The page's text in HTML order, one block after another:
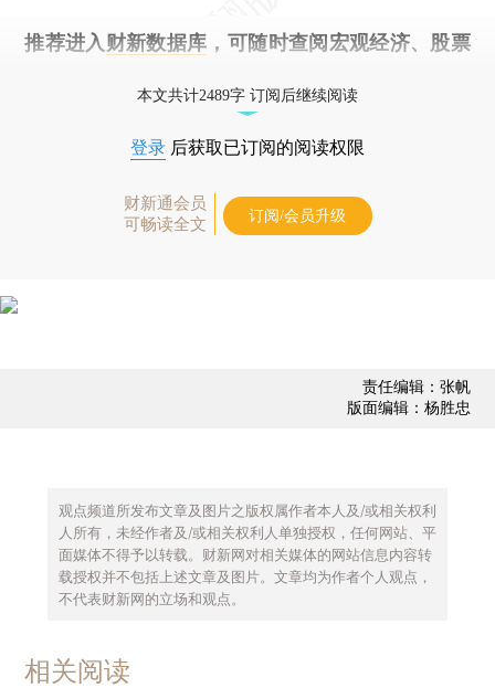
推荐进入 财新数据库 ，可随时查阅宏观经济、股票
本文共计2489字 订阅后继续阅读
登录 后获取已订阅的阅读权限
财新通会员
可畅读全文
订阅/会员升级
责任编辑：张帆
版面编辑：杨胜忠
观点频道所发布文章及图片之版权属作者本人及/或相关权利
人所有，未经作者及/或相关权利人单独授权，任何网站、平
面媒体不得予以转载。财新网对相关媒体的网站信息内容转
载授权并不包括上述文章及图片。文章均为作者个人观点，
不代表财新网的立场和观点。
相关阅读